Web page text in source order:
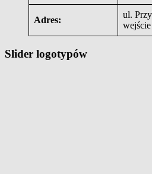
Adres:
ul.
Slider logotypów